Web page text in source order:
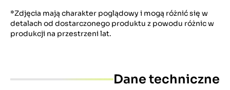
*Zdjęcia mają charakter poglądowy i mogą różnić się w
detalach od dostarczonego produktu z powodu różnic w
produkcji na przestrzeni lat.
Dane techniczne